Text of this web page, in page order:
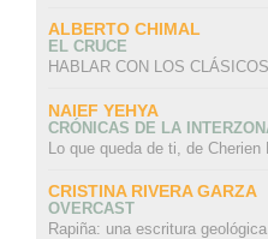
ALBERTO CHIMAL
EL CRUCE
HABLAR CON LOS CLÁSICOS
NAIEF YEHYA
CRÓNICAS DE LA
Lo que queda de ti, de Cherien
CRISTINA RIVERA GARZA
OVERCAST
Rapiña: una escritura